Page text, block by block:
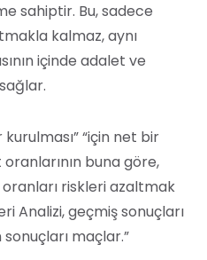
sahiptir. Bu, sadece
kalmaz, aynı
içinde adalet ve
“için net bir
buna göre,
riskleri azaltmak
Analizi, geçmiş sonuçları
maçlar.”